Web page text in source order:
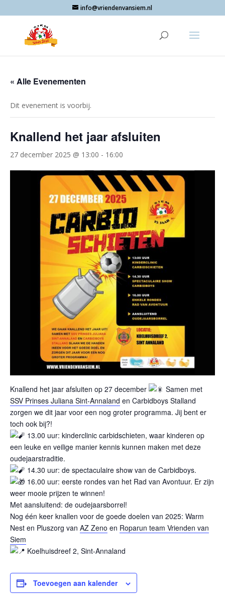
info@vriendenvansiem.nl
« Alle Evenementen
Dit evenement is voorbij.
Knallend het jaar afsluiten
27 december 2025 @ 13:00 - 16:00
Knallend het jaar afsluiten op 27 december
Samen met
SSV Prinses Juliana Sint-Annaland en Carbidboys Stalland
zorgen we dit jaar voor een nog groter programma. Jij bent er
toch ook bij?!
13.00 uur: kinderclinic carbidschieten, waar kinderen op
een leuke en veilige manier kennis kunnen maken met deze
oudejaarstraditie.
14.30 uur: de spectaculaire show van de Carbidboys.
16.00 uur: eerste rondes van het Rad van Avontuur. Er zijn
weer mooie prijzen te winnen!
Met aansluitend: de oudejaarsborrel!
Nog één keer knallen voor de goede doelen van 2025: Warm
Nest en Pluszorg van AZ Zeno en Roparun team Vrienden van
Siem
Koelhuisdreef 2, Sint-Annaland
Toevoegen aan kalender